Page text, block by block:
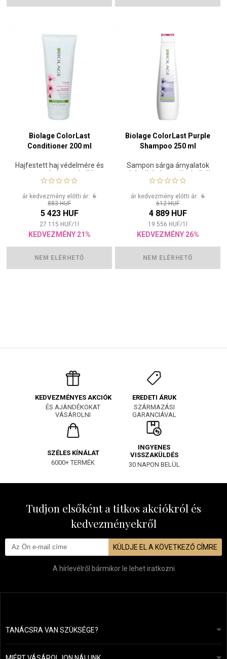
Biolage ColorLast
Conditioner 200 ml
Hajfestett haj védelmére és
ragyogására szolgáló
kondicionáló
ár kedvezmény előtti ár: 6
883 HUF
5 423 HUF
27 115 HUF/1
KEDVEZMÉNY 21%
NEM ELÉRHETŐ
Biolage ColorLast Purple
Shampoo 250 ml
Sampon sárga árnyalatok
eltávolítására szőke hajból
ár kedvezmény előtti ár: 6
612 HUF
4 889 HUF
19 556 HUF/1
KEDVEZMÉNY 26%
NEM ELÉRHETŐ
KEDVEZMÉNYES AKCIÓK
ÉS AJÁNDÉKOKAT
VÁSÁROLNI
EREDETI ÁRUK
SZÁRMAZÁSI
GARANCIÁVAL
SZÉLES KÍNÁLAT
6000+ TERMÉK
INGYENES
VISSZAKÜLDÉS
30 NAPON BELÜL
Tudjon elsőként a titkos akciókról és
kedvezményekről
KÜLDJE EL A KÖVETKEZŐ CÍMRE
A hírlevélről bármikor le lehet iratkozni
TANÁCSRA VAN SZÜKSÉGE?info@mapeja.hu
24 órán belül válaszolunk.
Általános szerződési feltételek (ÁSZF)